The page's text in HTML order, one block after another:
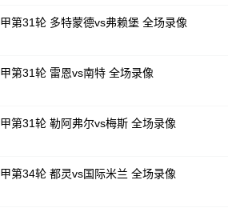
第31轮 多特蒙德vs弗赖堡 全场录像
第31轮 雷恩vs南特 全场录像
第31轮 勒阿弗尔vs梅斯 全场录像
第34轮 都灵vs国际米兰 全场录像